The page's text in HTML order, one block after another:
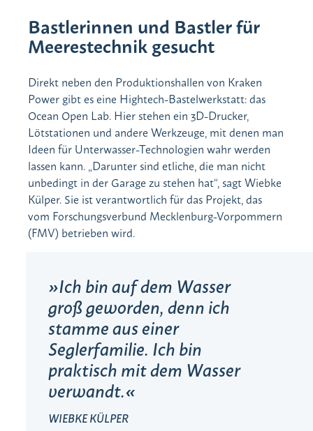
Bastlerinnen und Bastler für
Meerestechnik gesucht
Direkt neben den Produktionshallen von Kraken
Power gibt es eine Hightech-Bastelwerkstatt: das
Ocean Open Lab. Hier stehen ein 3D-Drucker,
Lötstationen und andere Werkzeuge, mit denen man
Ideen für Unterwasser-Technologien wahr werden
lassen kann. „Darunter sind etliche, die man nicht
unbedingt in der Garage zu stehen hat“, sagt Wiebke
Külper. Sie ist verantwortlich für das Projekt, das
vom Forschungsverbund Mecklenburg-Vorpommern
(FMV) betrieben wird.
Ich bin auf dem Wasser
groß geworden, denn ich
stamme aus einer
Seglerfamilie. Ich bin
praktisch mit dem Wasser
verwandt.
WIEBKE KÜLPER